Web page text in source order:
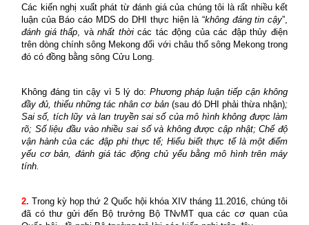
Các kiến nghị xuất phát từ đánh giá của chúng tôi là rất nhiều kết
luận của Báo cáo MDS do DHI thực hiện là “không đáng tin cậy”,
đánh giá thấp, vànhất thờicác tác động của các đập thủy điện
trên dòng chính sông Mekong đối với châu thổ sông Mekong trong
đó có đồng bằng sông Cửu Long.
Không đáng tin cậy vì 5 lý do: Phương pháp luận tiếp cận không
đầy đủ, thiếu những tác nhân cơ bản (sau đó DHI phải thừa nhận);
Sai số, tích lũy và lan truyền sai số của mô hình không được làm
rõ; Số liệu đầu vào nhiều sai số và không được cập nhật; Chế độ
vận hành của các đập phi thực tế; Hiểu biết thực tế là một điểm
yếu cơ bản, đánh giá tác động chủ yếu bằng mô hình trên máy
tính.
2. Trong kỳ họp thứ 2 Quốc hội khóa XIV tháng 11.2016, chúng tôi
đã có thư gửi đến Bộ trưởng Bộ TNvMT qua các cơ quan của